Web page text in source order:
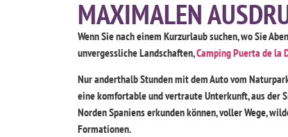
MAXIMALEN
Wenn Sie nach einem Kurzurlaub suchen, wo Sie
unvergessliche Landschaften,Camping Puerta de la
Nur anderthalb Stunden mit dem Auto vom
eine komfortable und vertraute Unterkunft, aus der
Norden Spaniens erkunden können, voller Wege,
Formationen.